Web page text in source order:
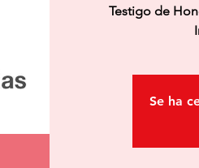
Testigo de
Se ha